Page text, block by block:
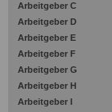
Arbeitgeber C
Arbeitgeber D
Arbeitgeber E
Arbeitgeber F
Arbeitgeber G
Arbeitgeber H
Arbeitgeber I